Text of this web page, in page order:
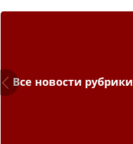
Все новости рубрики